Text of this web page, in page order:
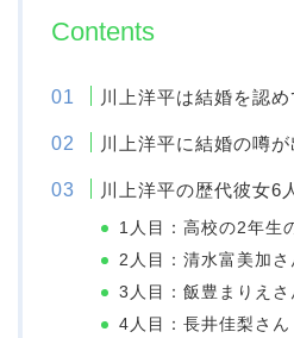
Contents
川上洋平は結婚を認め
川上洋平に結婚の噂
川上洋平の歴代彼女6
1人目：高校の2年生
2人目：清水富美加さ
3人目：飯豊まりえさ
4人目：長井佳梨さん